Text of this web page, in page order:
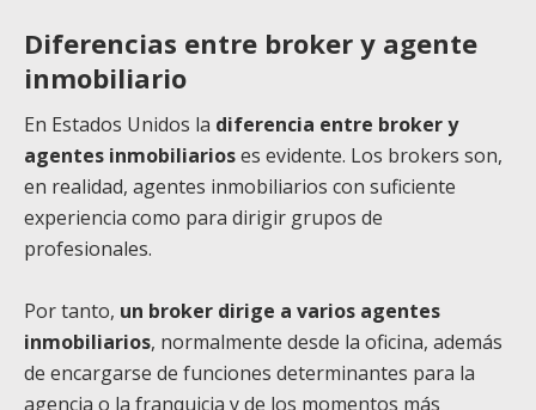
Diferencias entre broker y agente
inmobiliario
En Estados Unidos la diferencia entre broker y
agentes inmobiliarioses evidente. Los brokers son,
en realidad, agentes inmobiliarios con suficiente
experiencia como para dirigir grupos de
profesionales.
Por tanto, un broker dirige a varios agentes
inmobiliarios, normalmente desde la oficina, además
de encargarse de funciones determinantes para la
agencia o la franquicia y de los momentos más